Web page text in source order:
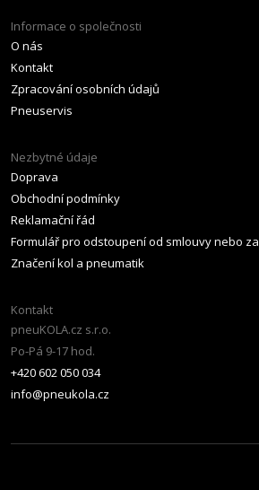
Informace o společnosti
O nás
Kontakt
Zpracování osobních údajů
Pneuservis
Nezbytné údaje
Doprava
Obchodní podmínky
Reklamační řád
Formulář pro odstoupení od smlouvy nebo
Značení kol a pneumatik
Kontakt
pneuKOLA.cz s.r.o.
Po-Pá 9-17 hod.
+420 602 050 034
info@pneukola.cz